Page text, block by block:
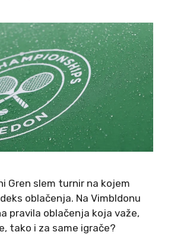
Gren slem turnir na kojem
oblačenja. Na Vimbldonu
pravila oblačenja koja važe,
tako i za same igrače?